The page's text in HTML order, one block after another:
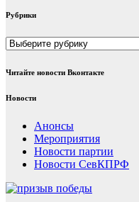
Рубрики
Рубрики
Читайте новости Вконтакте
Новости
Анонсы
Мероприятия
Новости партии
Новости СевКПРФ